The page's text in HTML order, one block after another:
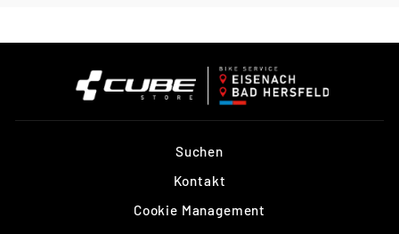
Suchen
Kontakt
Cookie Management